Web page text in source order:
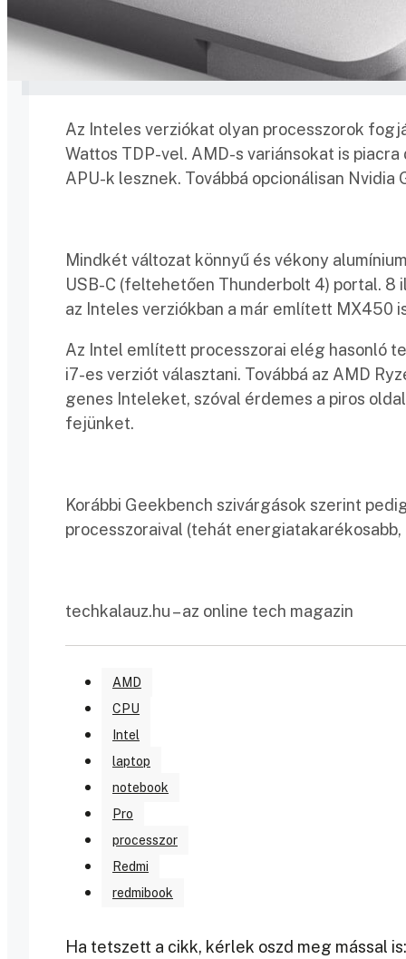
Az Inteles verziókat olyan processzorok
Wattos TDP-vel. AMD-s variánsokat is
APU-k lesznek. Továbbá opcionálisan
Mindkét változat könnyű és vékony
USB-C (feltehetően Thunderbolt 4) portal. 8
az Inteles verziókban a már említett MX450
Az Intel említett processzorai elég hasonló
i7-es verziót választani. Továbbá az AMD
genes Inteleket, szóval érdemes a piros
fejünket.
Korábbi Geekbench szivárgások szerint
processzoraival (tehát
techkalauz.hu – az online tech magazin
AMD
CPU
Intel
laptop
notebook
Pro
processzor
Redmi
redmibook
Ha tetszett a cikk, kérlek oszd meg mással is: